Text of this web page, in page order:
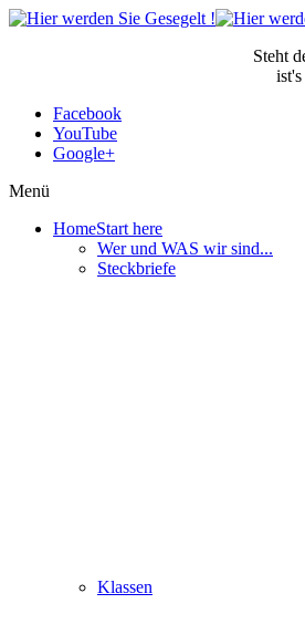
Steht
Facebook
YouTube
Google+
Menü
HomeStart here
Wer und WAS wir sind...
Steckbriefe
Klassen